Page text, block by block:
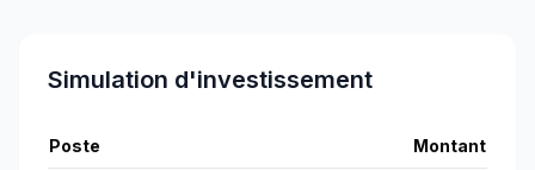
Simulation d'investissement
Poste Montant